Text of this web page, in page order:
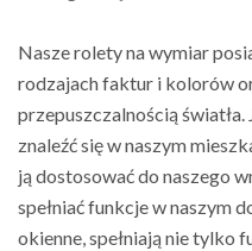
Nasze rolety na wymiar
rodzajach faktur i kolorów
przepuszczalnością
znaleźć się w naszym
ją dostosować do naszego
spełniać funkcje w naszym
okienne, spełniają nie tylko